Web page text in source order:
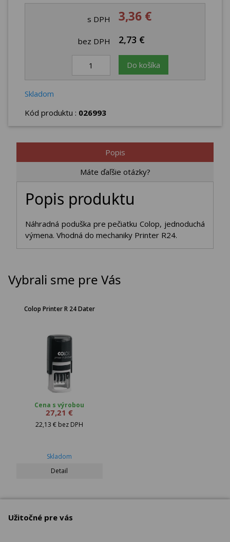
s DPH 3,36 €
bez DPH 2,73 €
Do košíka
Skladom
Kód produktu : 026993
Popis
Máte ďaľšie otázky?
Popis produktu
Náhradná poduška pre pečiatku Colop, jednoduchá
výmena. Vhodná do mechaniky Printer R24.
Vybrali sme pre Vás
Colop Printer R 24 Dater
Cena s výrobou
27,21 €
22,13 € bez DPH
Skladom
Detail
Užitočné pre vás